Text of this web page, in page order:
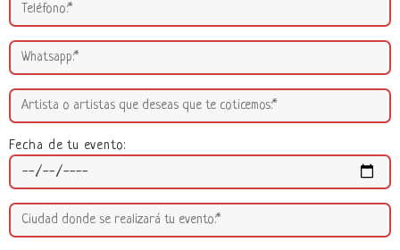
Fecha de tu evento: